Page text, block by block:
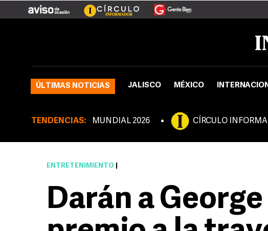
ÚLTIMAS NOTICIAS JALISCO MÉXICO
TENDENCIAS: MUNDIAL 2026 CÍRCULO
ENTRETENIMIENTO
Darán a